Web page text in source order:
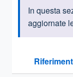
In questa
aggiornate
Sezione